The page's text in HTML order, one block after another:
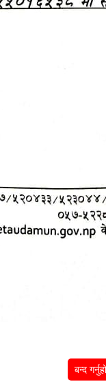
आ.व. २०८१/
अन्य बन्द